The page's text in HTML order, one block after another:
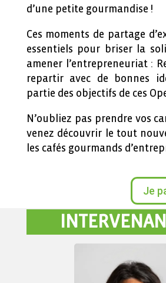
d’une petite gourmandise !
Ces moments de partage
essentiels pour briser la
amener l’entrepreneuriat :
repartir avec de bonnes
partie des objectifs de ces
N’oubliez pas prendre vos
venez découvrir le tout
les cafés gourmands
Je